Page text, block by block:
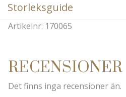
Storleksguide
Artikelnr: 170065
RECENSIONER
Det finns inga recensioner än.